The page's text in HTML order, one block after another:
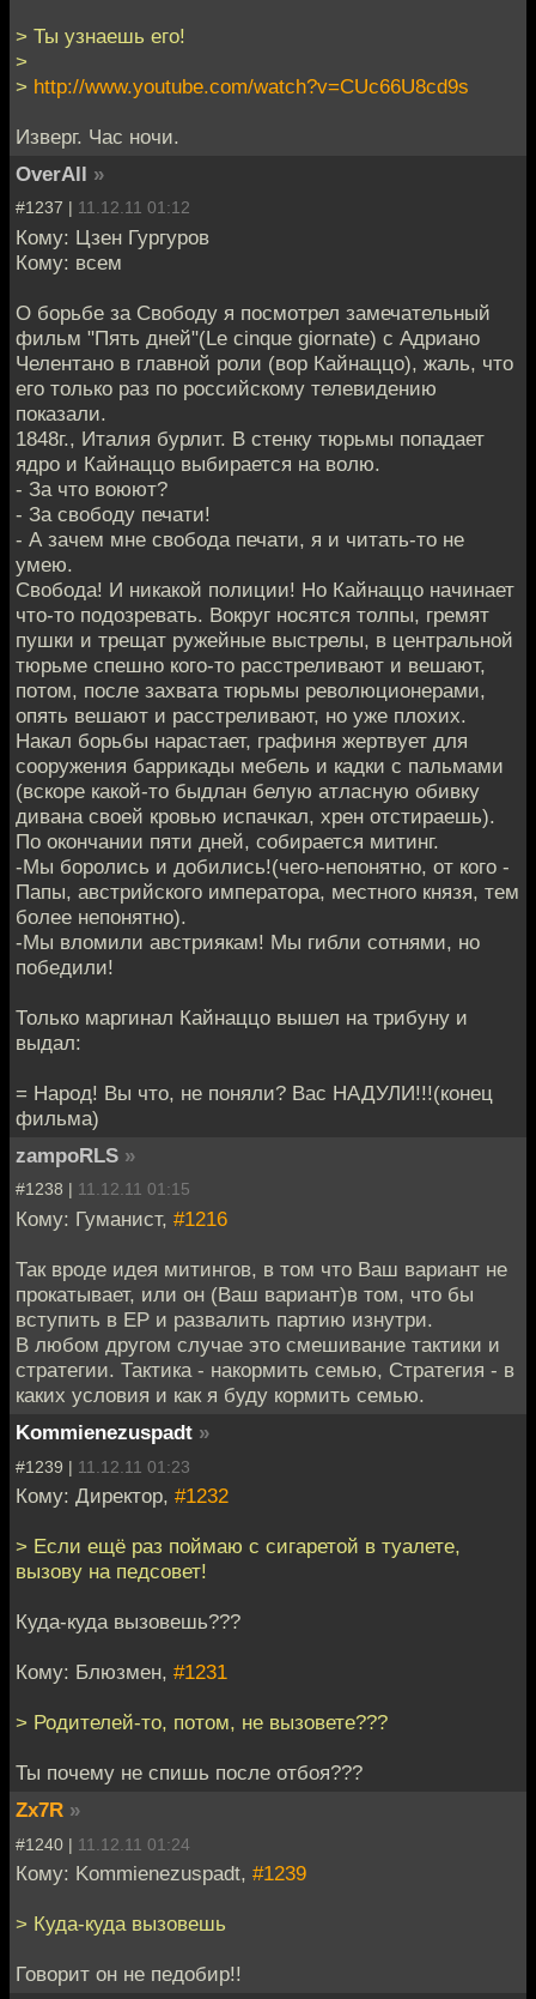
> Ты узнаешь его!
>
> http://www.youtube.com/watch?v=CUc66U8cd9s
Изверг. Час ночи.
OverAll »
#1237 | 11.12.11 01:12
Кому: Цзен Гургуров
Кому: всем
О борьбе за Свободу я посмотрел замечательный
фильм "Пять дней"(Le cinque giornate) с Адриано
Челентано в главной роли (вор Кайнаццо), жаль, что
его только раз по российскому телевидению
показали.
1848г., Италия бурлит. В стенку тюрьмы попадает
ядро и Кайнаццо выбирается на волю.
- За что воюют?
- За свободу печати!
- А зачем мне свобода печати, я и читать-то не
умею.
Свобода! И никакой полиции! Но Кайнаццо начинает
что-то подозревать. Вокруг носятся толпы, гремят
пушки и трещат ружейные выстрелы, в центральной
тюрьме спешно кого-то расстреливают и вешают,
потом, после захвата тюрьмы революционерами,
опять вешают и расстреливают, но уже плохих.
Накал борьбы нарастает, графиня жертвует для
сооружения баррикады мебель и кадки с пальмами
(вскоре какой-то быдлан белую атласную обивку
дивана своей кровью испачкал, хрен отстираешь).
По окончании пяти дней, собирается митинг.
-Мы боролись и добились!(чего-непонятно, от кого -
Папы, австрийского императора, местного князя, тем
более непонятно).
-Мы вломили австриякам! Мы гибли сотнями, но
победили!
Только маргинал Кайнаццо вышел на трибуну и
выдал:
= Народ! Вы что, не поняли? Вас НАДУЛИ!!!(конец
фильма)
zampoRLS »
#1238 | 11.12.11 01:15
Кому: Гуманист, #1216
Так вроде идея митингов, в том что Ваш вариант не
прокатывает, или он (Ваш вариант)в том, что бы
вступить в ЕР и развалить партию изнутри.
В любом другом случае это смешивание тактики и
стратегии. Тактика - накормить семью, Стратегия - в
каких условия и как я буду кормить семью.
Kommienezuspadt »
#1239 | 11.12.11 01:23
Кому: Директор, #1232
> Если ещё раз поймаю с сигаретой в туалете,
вызову на педсовет!
Куда-куда вызовешь???
Кому: Блюзмен, #1231
> Родителей-то, потом, не вызовете???
Ты почему не спишь после отбоя???
Zx7R »
#1240 | 11.12.11 01:24
Кому: Kommienezuspadt, #1239
> Куда-куда вызовешь
Говорит он не педобир!!